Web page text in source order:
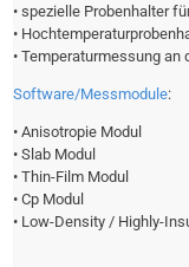
• spezielle Probenhalter
•
• Temperaturmessung an
Software/Messmodule:
• Anisotropie Modul
• Slab Modul
• Thin-Film Modul
• Cp Modul
• Low-Density / Highly-